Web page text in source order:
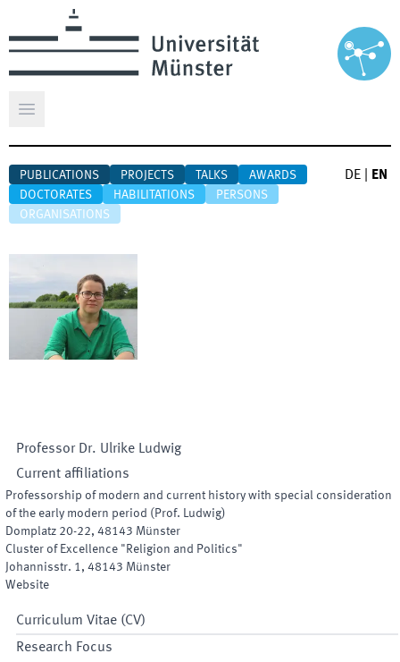
Open main menu
PUBLICATIONS PROJECTS TALKS
AWARDS
DOCTORATES
HABILITATIONS
PERSONS
ORGANISATIONS
DE EN
Professor Dr. Ulrike Ludwig
Current affiliations
Professorship of modern and current history with special consideration
of the early modern period (Prof. Ludwig)
Domplatz 20-22, 48143 Münster
Cluster of Excellence "Religion and Politics"
Johannisstr. 1, 48143 Münster
Website
Curriculum Vitae (CV)
Research Focus